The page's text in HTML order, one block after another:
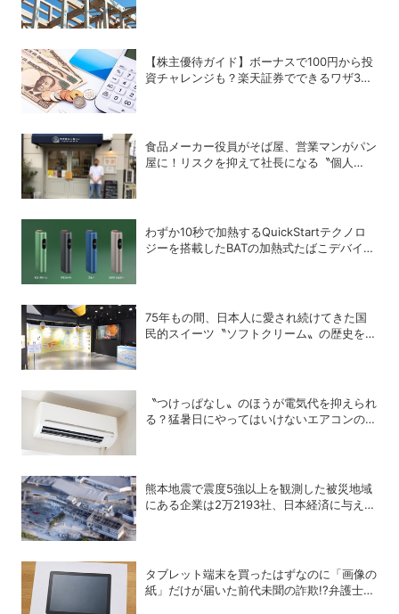
【株主優待ガイド】ボーナスで100円から投
資チャレンジも？楽天証券でできるワザ3選
食品メーカー役員がそば屋、営業マンがパン
屋に！リスクを抑えて社長になる〝個人
わずか10秒で加熱するQuickStartテクノロ
ジーを搭載したBATの加熱式たばこデバイス
75年もの間、日本人に愛され続けてきた国
民的スイーツ〝ソフトクリーム〟の歴史を紐
〝つけっぱなし〟のほうが電気代を抑えられ
る？猛暑日にやってはいけないエアコンの使
熊本地震で震度5強以上を観測した被災地域
にある企業は2万2193社、日本経済に与える
タブレット端末を買ったはずなのに「画像の
紙」だけが届いた前代未聞の詐欺!?弁護士が